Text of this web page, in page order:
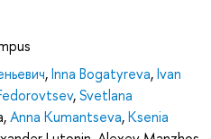
,Inna Bogatyreva,Ivan
,Svetlana
,Anna Kumantseva,Ksenia